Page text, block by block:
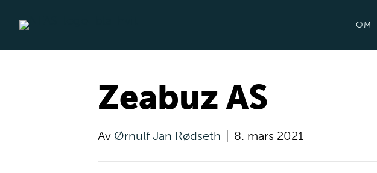
OM
Zeabuz AS
Av Ørnulf Jan Rødseth 8. mars 2021